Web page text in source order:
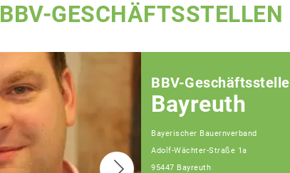
BBV-GESCHÄFTSSTELLEN
BBV-Geschäftsstelle
Bayreuth
Bayerischer Bauernverband
Adolf-Wächter-Straße 1a
95447 Bayreuth